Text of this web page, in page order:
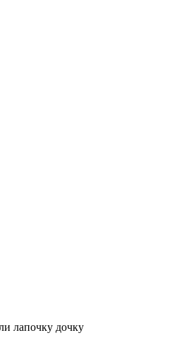
лапочку дочку